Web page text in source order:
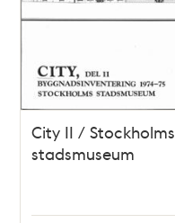
City II / Stockholms
stadsmuseum